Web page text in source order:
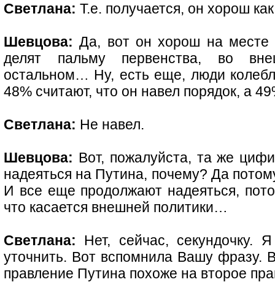
Светлана: Т.е. получается, он хорош
Шевцова: Да, вот он хорош на месте
делят пальму первенства, во
остальном… Ну, есть еще, люди
48% считают, что он навел порядок, а
Светлана: Не навел.
Шевцова: Вот, пожалуйста, та же
надеяться на Путина, почему? Да
И все еще продолжают надеяться,
что касается внешней политики…
Светлана: Нет, сейчас, секундочку.
уточнить. Вот вспомнила Вашу фразу.
правление Путина похоже на второе